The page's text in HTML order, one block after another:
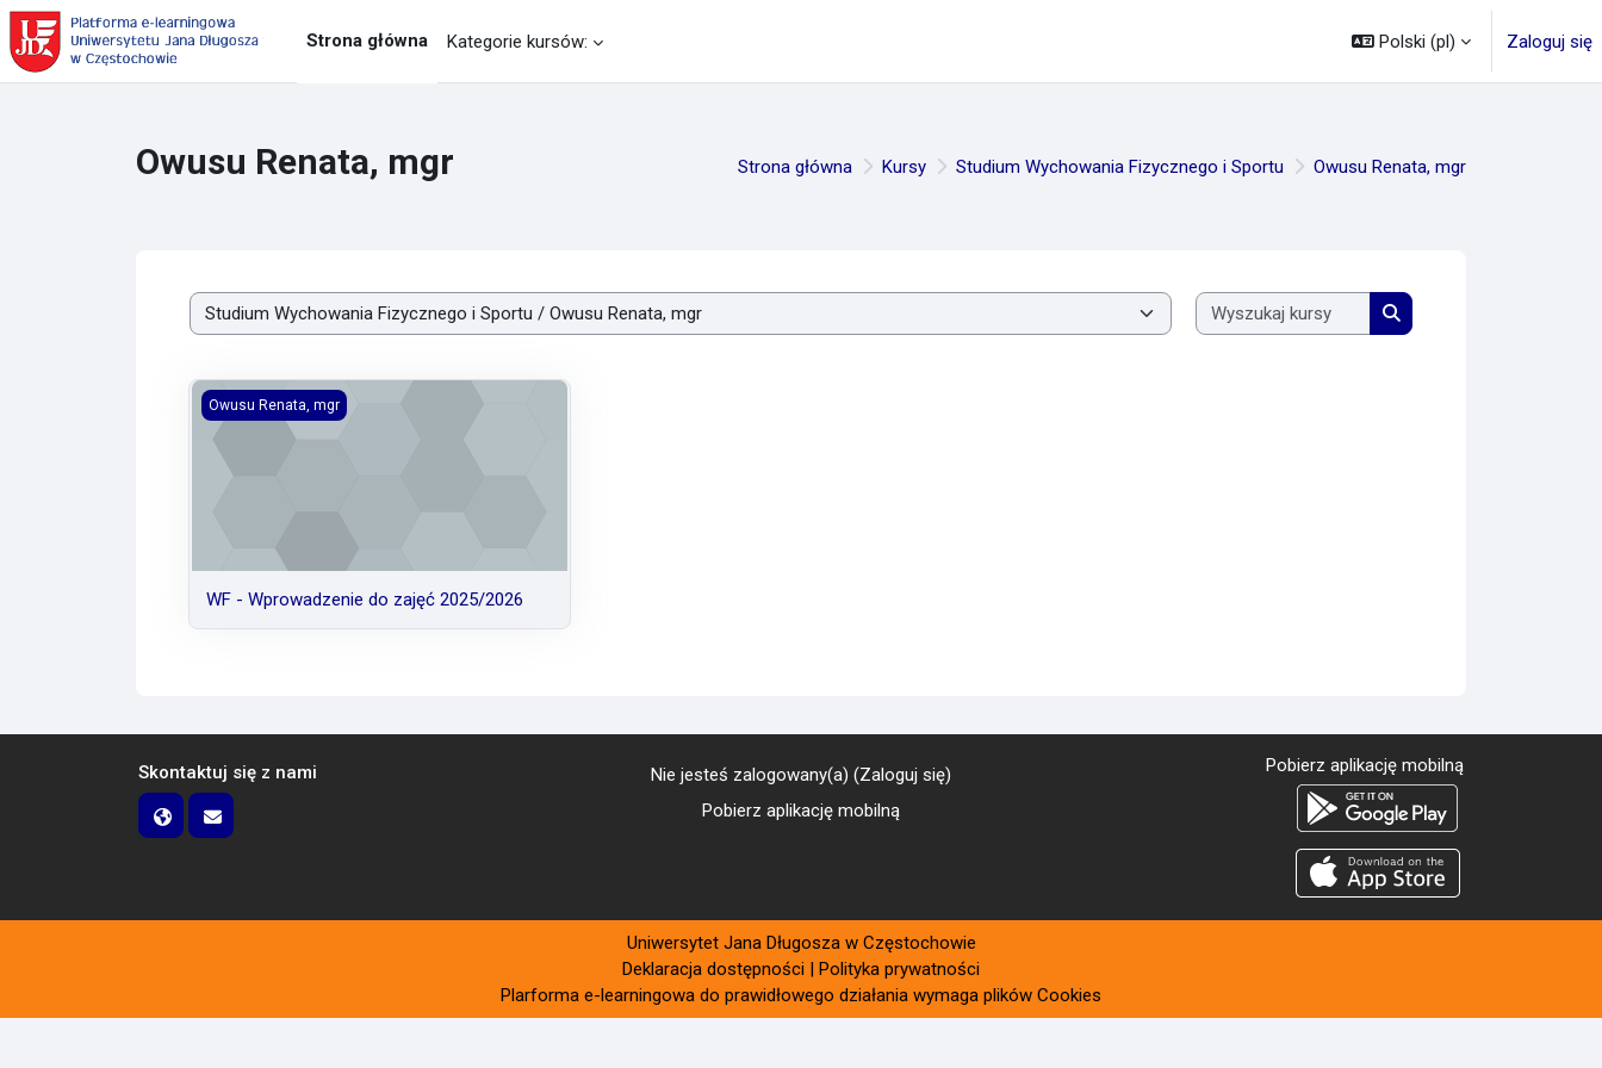
Przejdź do głównej zawartości
Strona główna
Kategorie kursów: Polski ‎(pl)‎ Zaloguj się
Owusu Renata, mgr Strona główna Kursy Studium Wychowania Fizycznego i Sportu Owusu Renata, mgr
Kategorie kursów
Wyszukaj kursy
Wyszukaj kursy
WF - Wprowadzenie do zajęć 2025/2026
Owusu Renata, mgr
WF - Wprowadzenie do zajęć 2025/2026
Skontaktuj się z nami Nie jesteś zalogowany(a) (Zaloguj się)
Pobierz aplikację mobilną
Pobierz aplikację mobilną
Uniwersytet Jana Długosza w Częstochowie
Deklaracja dostępności | Polityka prywatności
Plarforma e-learningowa do prawidłowego działania wymaga plików Cookies